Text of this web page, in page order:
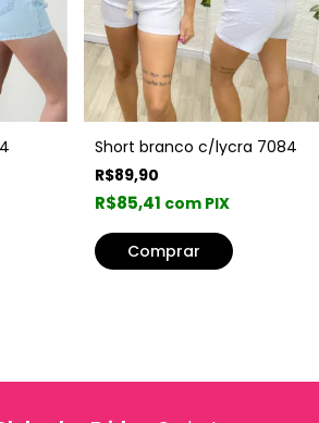
Short branco c/lycra 7084
R$89,90
R$85,41 com PIX
Comprar